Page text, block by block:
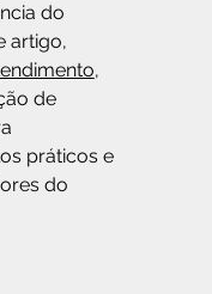
do
artigo,
,
de
práticos e
do